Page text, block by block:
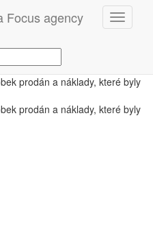
prodán a náklady, které byly
prodán a náklady, které byly